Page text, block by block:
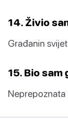
14. Živio
Građanin
15. Bio
Neprepoznata